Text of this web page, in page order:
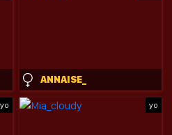
ANNAISE_
yo